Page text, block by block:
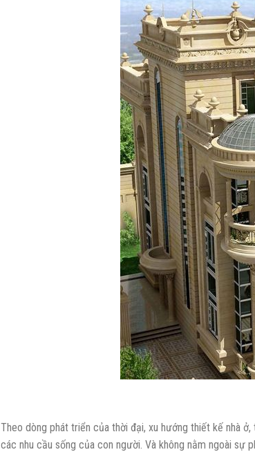
Theo dòng phát triển của thời đại, xu hướng thiết kế nhà
các nhu cầu sống của con người. Và không nằm ngoài